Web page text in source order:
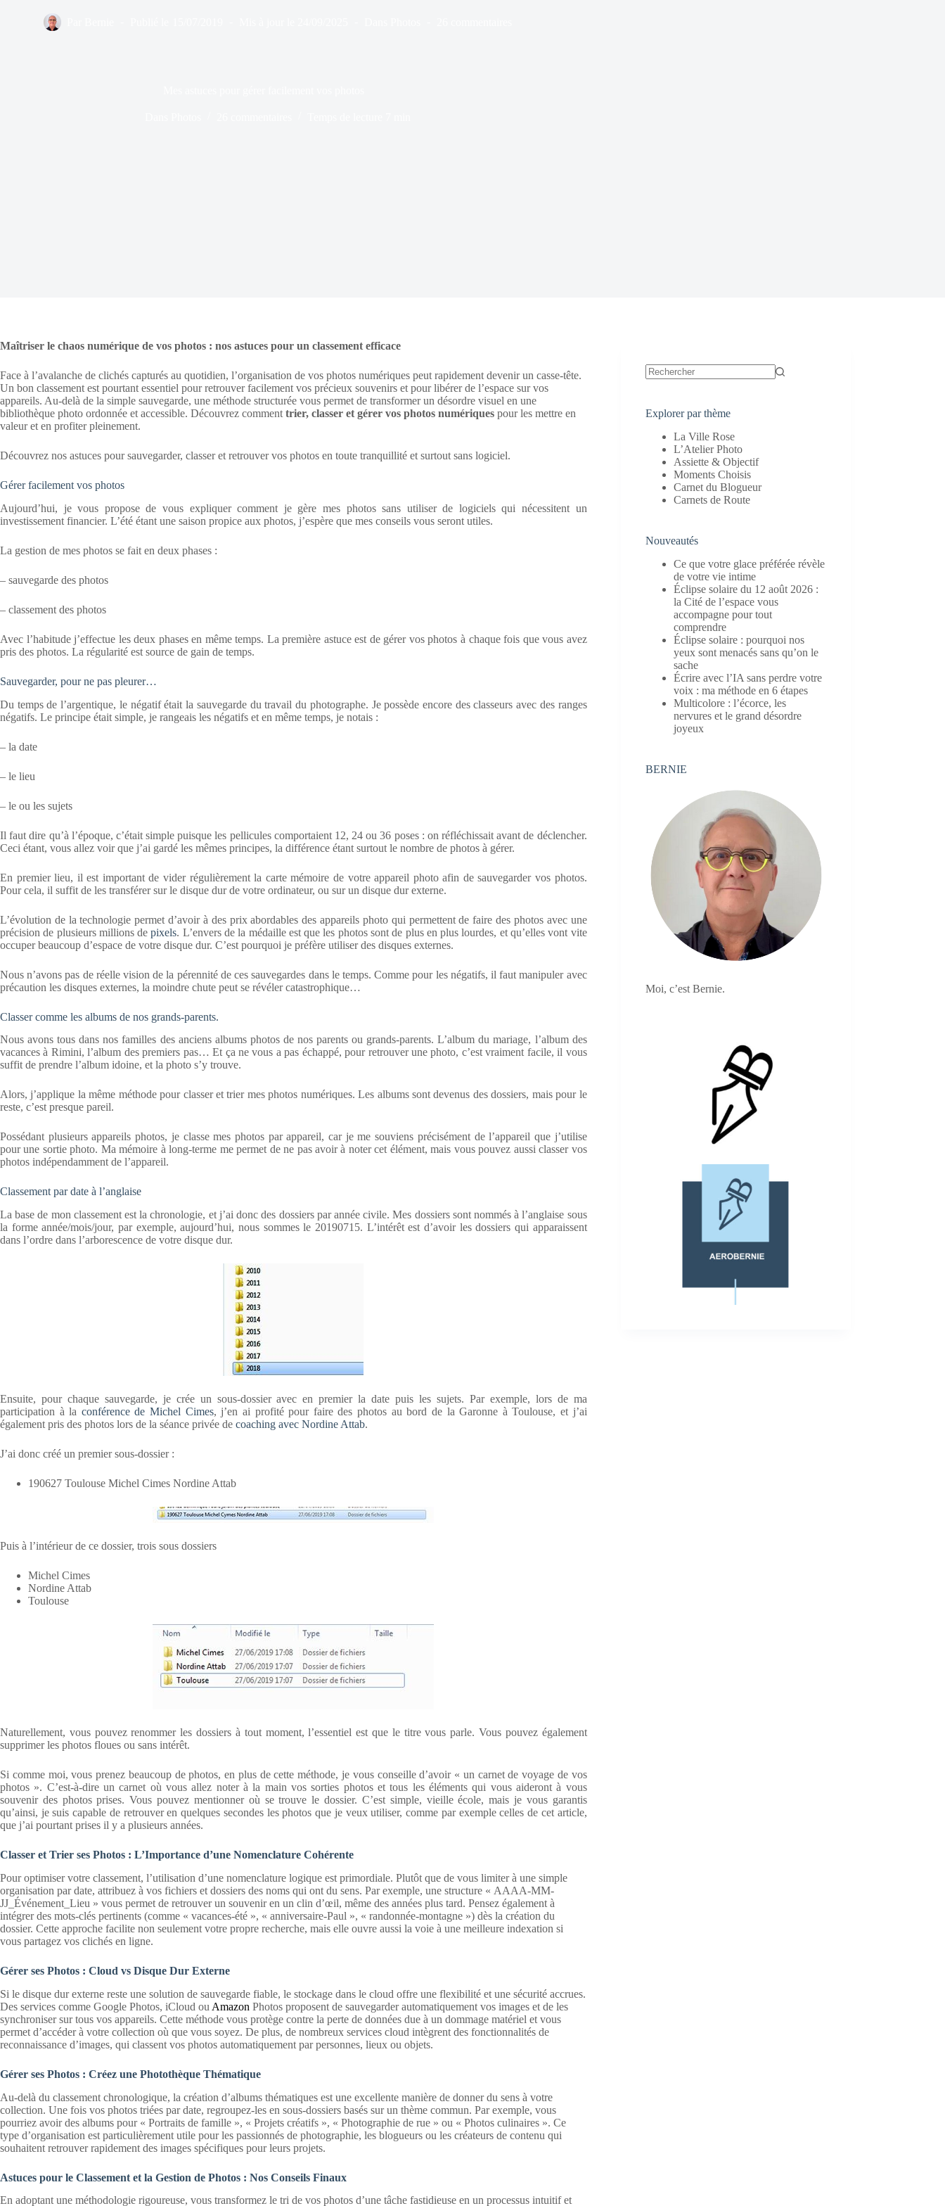
Maîtriser le chaos numérique de vos photos : nos astuces pour un classement efficace
Face à l’avalanche de clichés capturés au quotidien, l’organisation de vos photos numériques peut rapidement devenir un casse-tête.
Un bon classement est pourtant essentiel pour retrouver facilement vos précieux souvenirs et pour libérer de l’espace sur vos
appareils. Au-delà de la simple sauvegarde, une méthode structurée vous permet de transformer un désordre visuel en une
bibliothèque photo ordonnée et accessible. Découvrez comment trier, classer et gérer vos photos numériques pour les mettre en
valeur et en profiter pleinement.
Découvrez nos astuces pour sauvegarder, classer et retrouver vos photos en toute tranquillité et surtout sans logiciel.
Gérer facilement vos photos
Aujourd’hui, je vous propose de vous expliquer comment je gère mes photos sans utiliser de logiciels qui nécessitent un
investissement financier. L’été étant une saison propice aux photos, j’espère que mes conseils vous seront utiles.
La gestion de mes photos se fait en deux phases :
– sauvegarde des photos
– classement des photos
Avec l’habitude j’effectue les deux phases en même temps. La première astuce est de gérer vos photos à chaque fois que vous avez
pris des photos. La régularité est source de gain de temps.
Sauvegarder, pour ne pas pleurer…
Du temps de l’argentique, le négatif était la sauvegarde du travail du photographe. Je possède encore des classeurs avec des ranges
négatifs. Le principe était simple, je rangeais les négatifs et en même temps, je notais :
– la date
– le lieu
– le ou les sujets
Il faut dire qu’à l’époque, c’était simple puisque les pellicules comportaient 12, 24 ou 36 poses : on réfléchissait avant de déclencher.
Ceci étant, vous allez voir que j’ai gardé les mêmes principes, la différence étant surtout le nombre de photos à gérer.
En premier lieu, il est important de vider régulièrement la carte mémoire de votre appareil photo afin de sauvegarder vos photos.
Pour cela, il suffit de les transférer sur le disque dur de votre ordinateur, ou sur un disque dur externe.
L’évolution de la technologie permet d’avoir à des prix abordables des appareils photo qui permettent de faire des photos avec une
précision de plusieurs millions depixels. L’envers de la médaille est que les photos sont de plus en plus lourdes, et qu’elles vont vite
occuper beaucoup d’espace de votre disque dur. C’est pourquoi je préfère utiliser des disques externes.
Nous n’avons pas de réelle vision de la pérennité de ces sauvegardes dans le temps. Comme pour les négatifs, il faut manipuler avec
précaution les disques externes, la moindre chute peut se révéler catastrophique…
Classer comme les albums de nos grands-parents.
Nous avons tous dans nos familles des anciens albums photos de nos parents ou grands-parents. L’album du mariage, l’album des
vacances à Rimini, l’album des premiers pas… Et ça ne vous a pas échappé, pour retrouver une photo, c’est vraiment facile, il vous
suffit de prendre l’album idoine, et la photo s’y trouve.
Alors, j’applique la même méthode pour classer et trier mes photos numériques. Les albums sont devenus des dossiers, mais pour le
reste, c’est presque pareil.
Possédant plusieurs appareils photos, je classe mes photos par appareil, car je me souviens précisément de l’appareil que j’utilise
pour une sortie photo. Ma mémoire à long-terme me permet de ne pas avoir à noter cet élément, mais vous pouvez aussi classer vos
photos indépendamment de l’appareil.
Classement par date à l’anglaise
La base de mon classement est la chronologie, et j’ai donc des dossiers par année civile. Mes dossiers sont nommés à l’anglaise sous
la forme année/mois/jour, par exemple, aujourd’hui, nous sommes le 20190715. L’intérêt est d’avoir les dossiers qui apparaissent
dans l’ordre dans l’arborescence de votre disque dur.
Ensuite, pour chaque sauvegarde, je crée un sous-dossier avec en premier la date puis les sujets. Par exemple, lors de ma
participation à la conférence de Michel Cimes, j’en ai profité pour faire des photos au bord de la Garonne à Toulouse, et j’ai
également pris des photos lors de la séance privée de coaching avec Nordine Attab.
J’ai donc créé un premier sous-dossier :
190627 Toulouse Michel Cimes Nordine Attab
Puis à l’intérieur de ce dossier, trois sous dossiers
Michel Cimes
Nordine Attab
Toulouse
Naturellement, vous pouvez renommer les dossiers à tout moment, l’essentiel est que le titre vous parle. Vous pouvez également
supprimer les photos floues ou sans intérêt.
Si comme moi, vous prenez beaucoup de photos, en plus de cette méthode, je vous conseille d’avoir « un carnet de voyage de vos
photos ». C’est-à-dire un carnet où vous allez noter à la main vos sorties photos et tous les éléments qui vous aideront à vous
souvenir des photos prises. Vous pouvez mentionner où se trouve le dossier. C’est simple, vieille école, mais je vous garantis
qu’ainsi, je suis capable de retrouver en quelques secondes les photos que je veux utiliser, comme par exemple celles de cet article,
que j’ai pourtant prises il y a plusieurs années.
Classer et Trier ses Photos : L’Importance d’une Nomenclature Cohérente
Pour optimiser votre classement, l’utilisation d’une nomenclature logique est primordiale. Plutôt que de vous limiter à une simple
organisation par date, attribuez à vos fichiers et dossiers des noms qui ont du sens. Par exemple, une structure « AAAA-MM-
JJ_Événement_Lieu » vous permet de retrouver un souvenir en un clin d’œil, même des années plus tard. Pensez également à
intégrer des mots-clés pertinents (comme « vacances-été », « anniversaire-Paul », « randonnée-montagne ») dès la création du
dossier. Cette approche facilite non seulement votre propre recherche, mais elle ouvre aussi la voie à une meilleure indexation si
vous partagez vos clichés en ligne.
Gérer ses Photos : Cloud vs Disque Dur Externe
Si le disque dur externe reste une solution de sauvegarde fiable, le stockage dans le cloud offre une flexibilité et une sécurité accrues.
Des services comme Google Photos, iCloud ou Amazon Photos proposent de sauvegarder automatiquement vos images et de les
synchroniser sur tous vos appareils. Cette méthode vous protège contre la perte de données due à un dommage matériel et vous
permet d’accéder à votre collection où que vous soyez. De plus, de nombreux services cloud intègrent des fonctionnalités de
reconnaissance d’images, qui classent vos photos automatiquement par personnes, lieux ou objets.
Gérer ses Photos : Créez une Photothèque Thématique
Au-delà du classement chronologique, la création d’albums thématiques est une excellente manière de donner du sens à votre
collection. Une fois vos photos triées par date, regroupez-les en sous-dossiers basés sur un thème commun. Par exemple, vous
pourriez avoir des albums pour « Portraits de famille », « Projets créatifs », « Photographie de rue » ou « Photos culinaires ». Ce
type d’organisation est particulièrement utile pour les passionnés de photographie, les blogueurs ou les créateurs de contenu qui
souhaitent retrouver rapidement des images spécifiques pour leurs projets.
Astuces pour le Classement et la Gestion de Photos : Nos Conseils Finaux
En adoptant une méthodologie rigoureuse, vous transformez le tri de vos photos d’une tâche fastidieuse en un processus intuitif et
Explorer par thème
La Ville Rose
L’Atelier Photo
Assiette & Objectif
Moments Choisis
Carnet du Blogueur
Carnets de Route
Nouveautés
Ce que votre glace préférée révèle
de votre vie intime
Éclipse solaire du 12 août 2026 :
la Cité de l’espace vous
accompagne pour tout
comprendre
Éclipse solaire : pourquoi nos
yeux sont menacés sans qu’on le
sache
Écrire avec l’IA sans perdre votre
voix : ma méthode en 6 étapes
Multicolore : l’écorce, les
nervures et le grand désordre
joyeux
BERNIE
Moi, c’est Bernie.